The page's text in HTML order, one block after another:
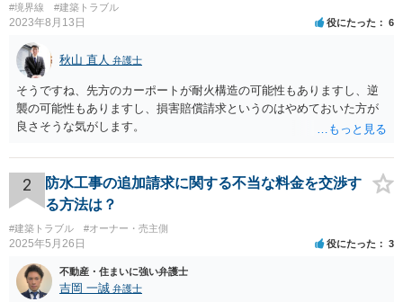
#境界線 #建築トラブル
2023年8月13日 役にたった 6
秋山 直人 弁護士
そうですね、先方のカーポートが耐火構造の可能性もありますし、逆
襲の可能性もありますし、損害賠償請求というのはやめておいた方が
良さそうな気がします。
2
防水工事の追加請求に関する不当な料金を交渉す
る方法は？
#建築トラブル #オーナー・売主側
2025年5月26日 役にたった 3
不動産・住まいに強い弁護士
吉岡 一誠 弁護士